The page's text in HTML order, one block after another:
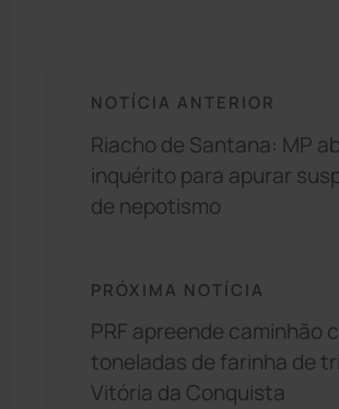
NOTÍCIA ANTERIOR
Riacho de Santana: MP
inquérito para apurar
de nepotismo
PRÓXIMA NOTÍCIA
PRF apreende caminhão
toneladas de farinha de
Vitória da Conquista